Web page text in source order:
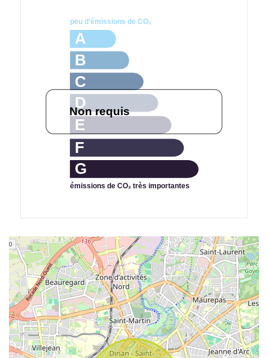
A
B
C
D
E
F
G
émissions de CO₂ très importantes
peu d'émissions de CO₂
Non requis